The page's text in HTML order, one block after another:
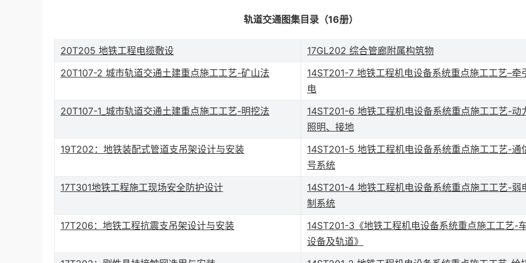
轨道交通图集目录（16册）
20T205 地铁工程电缆敷设
17GL202 综合管廊附属构筑物
20T107-2 城市轨道交通土建重点施工工艺-矿山法
14ST201-7 地铁工程机电设备系统重点施工工艺–牵
电
20T107-1_城市轨道交通土建重点施工工艺-明挖法
14ST201-6 地铁工程机电设备系统重点施工工艺-动
照明、接地
19T202：地铁装配式管道支吊架设计与安装
14ST201-5 地铁工程机电设备系统重点施工工艺-通
号系统
17T301地铁工程施工现场安全防护设计
14ST201-4 地铁工程机电设备系统重点施工工艺-弱
制系统
17T206：地铁工程抗震支吊架设计与安装
14ST201-3《地铁工程机电设备系统重点施工工艺-
设备及轨道》